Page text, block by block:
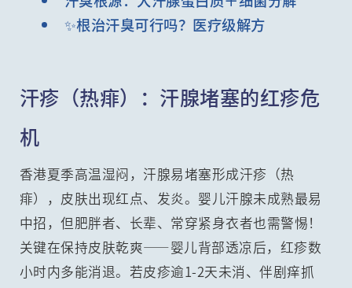
✨根治汗臭可行吗？医疗级解方
汗疹（热痱）：汗腺堵塞的红疹危
机
香港夏季高温湿闷，汗腺易堵塞形成汗疹（热
痱），皮肤出现红点、发炎。婴儿汗腺未成熟最易
中招，但肥胖者、长辈、常穿紧身衣者也需警惕！
关键在保持皮肤乾爽——婴儿背部透凉后，红疹数
小时内多能消退。若皮疹逾1-2天未消、伴剧痒抓